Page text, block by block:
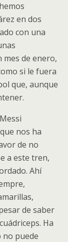
en dos
con una
mes de enero,
si le fuera
que, aunque
nos ha
de no
a este tren,
Ahí
de saber
Ha
no puede